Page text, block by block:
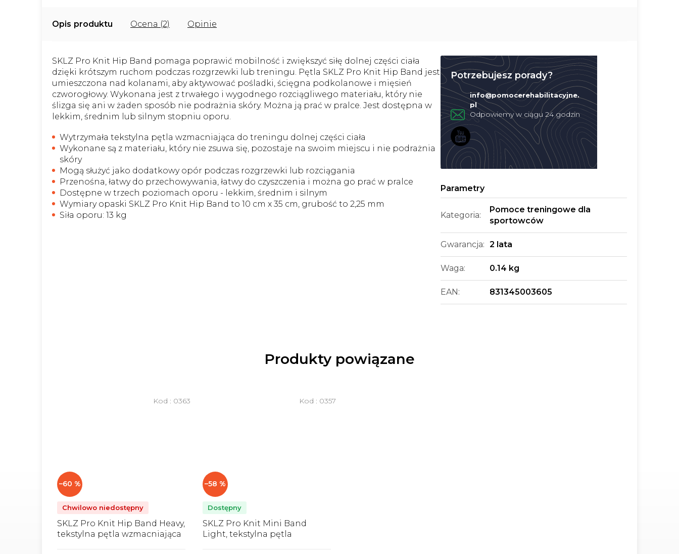
Produkty powiązane
–60 %
SKLZ Pro Knit Hip Band Heavy,
tekstylna pętla wzmacniająca
Chwilowo niedostępny
Kod : 0363
–58 %
SKLZ Pro Knit Mini Band
Light, tekstylna pętla
Dostępny
Kod : 0357
Opis Ocena (2) Opinie
SKLZ Pro Knit Hip Band pomaga poprawić mobilność i zwiększyć siłę dolnej części ciała
dzięki krótszym ruchom podczas rozgrzewki lub treningu. Pętla SKLZ Pro Knit Hip Band jest
umieszczona nad kolanami, aby aktywować pośladki, ścięgna podkolanowe i mięsień
czworogłowy. Wykonana jest z trwałego i wygodnego rozciągliwego materiału, który nie
ślizga się ani w żaden sposób nie podrażnia skóry. Można ją prać w pralce. Jest dostępna w
lekkim, średnim lub silnym stopniu oporu.
Wytrzymała tekstylna pętla wzmacniająca do treningu dolnej części ciała
Wykonane są z materiału, który nie zsuwa się, pozostaje na swoim miejscu i nie podrażnia
skóry
Mogą służyć jako dodatkowy opór podczas rozgrzewki lub rozciągania
Przenośna, łatwy do przechowywania, łatwy do czyszczenia i można go prać w pralce
Dostępne w trzech poziomach oporu - lekkim, średnim i silnym
Wymiary opaski SKLZ Pro Knit Hip Band to 10 cm x 35 cm, grubość to 2,25 mm
Siła oporu: 13 kg
Potrzebujesz porady?
info@pomocerehabilitacyjne.
pl
Kategoria:
Pomoce treningowe dla
sportowców
Gwarancja: 2 lata
Waga: 0.14 kg
EAN: 831345003605